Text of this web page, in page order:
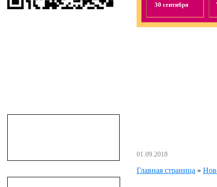
30 сентября
01.09.2018
Главная страница »